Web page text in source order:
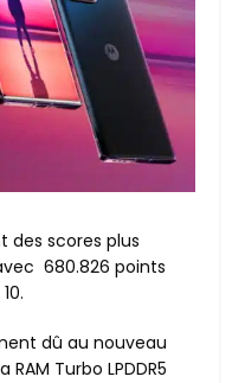
des scores plus
680.826 points
dû au nouveau
Turbo LPDDR5